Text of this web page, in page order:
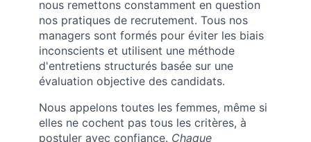
nous remettons constamment en question
nos pratiques de recrutement. Tous nos
managers sont formés pour éviter les biais
inconscients et utilisent une méthode
d'entretiens structurés basée sur une
évaluation objective des candidats.
Nous appelons toutes les femmes, même si
elles ne cochent pas tous les critères, à
postuler avec confiance. Chaque